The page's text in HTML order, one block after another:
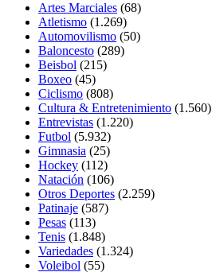
Artes Marciales (68)
Atletismo (1.269)
Automovilismo (50)
Baloncesto (289)
Beisbol (215)
Boxeo (45)
Ciclismo (808)
Cultura & Entretenimiento (1.560)
Entrevistas (1.220)
Futbol (5.932)
Gimnasia (25)
Hockey (112)
Natación (106)
Otros Deportes (2.259)
Patinaje (587)
Pesas (113)
Tenis (1.848)
Variedades (1.324)
Voleibol (55)